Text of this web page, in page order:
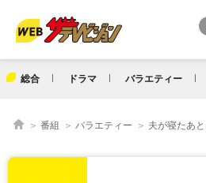
総合 ドラマ バラエティー
番組 バラエティー 夫が寝たあ